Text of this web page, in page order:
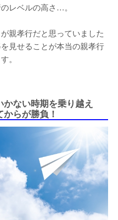
レベルの高さ…。
親孝行だと思っていました
見せることが本当の親孝行
。
ない時期を乗り越え
らが勝負！